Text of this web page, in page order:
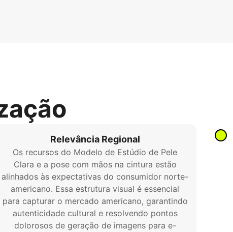
Relevância Regional
Os recursos do Modelo de Estúdio de Pele
Clara e a pose com mãos na cintura estão
alinhados às expectativas do consumidor norte-
americano. Essa estrutura visual é essencial
para capturar o mercado americano, garantindo
autenticidade cultural e resolvendo pontos
dolorosos de geração de imagens para e-